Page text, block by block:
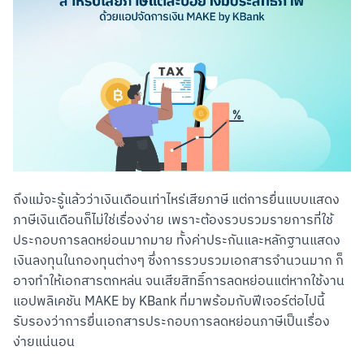
ถึงแม้จะรู้แล้วว่าเงินเดือนเท่าไหร่เสียภาษี แต่การยื่นแบบแสดง
ภาษีเงินเดือนก็ไม่ใช่เรื่องง่าย เพราะต้องรวบรวมรายการที่ใช้
ประกอบการลดหย่อนมากมาย ทั้งค่าประกันและหลักฐานแสดง
เงินลงทุนในกองทุนต่างๆ ซึ่งการรวบรวมเอกสารจำนวนมาก ก็
อาจทำให้เอกสารตกหล่น จนเสียสิทธิ์การลดหย่อนแต่หากใช้งาน
แอปพลิเคชัน MAKE by KBank ที่มาพร้อมกับฟีเจอร์ต่อไปนี้
รับรองว่าการยื่นเอกสารประกอบการลดหย่อนภาษีเป็นเรื่อง
ง่ายแน่นอน